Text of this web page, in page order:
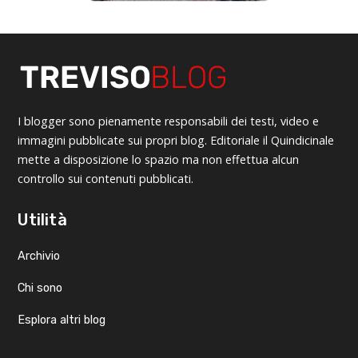
I blogger sono pienamente responsabili dei testi, video e
immagini pubblicate sui propri blog. Editoriale il Quindicinale
mette a disposizione lo spazio ma non effettua alcun
controllo sui contenuti pubblicati.
Utilità
Archivio
Chi sono
Esplora altri blog